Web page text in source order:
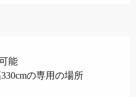
能
の専用の場所